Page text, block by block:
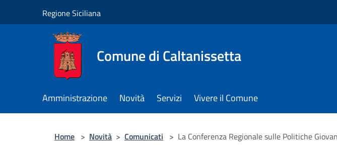
Regione Siciliana
Comune di Caltanissetta
Amministrazione Novità Servizi Vivere il Comune
Home > Novità > Comunicati > La Conferenza Regionale sulle Politiche